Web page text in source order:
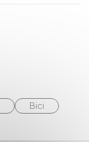
Bici